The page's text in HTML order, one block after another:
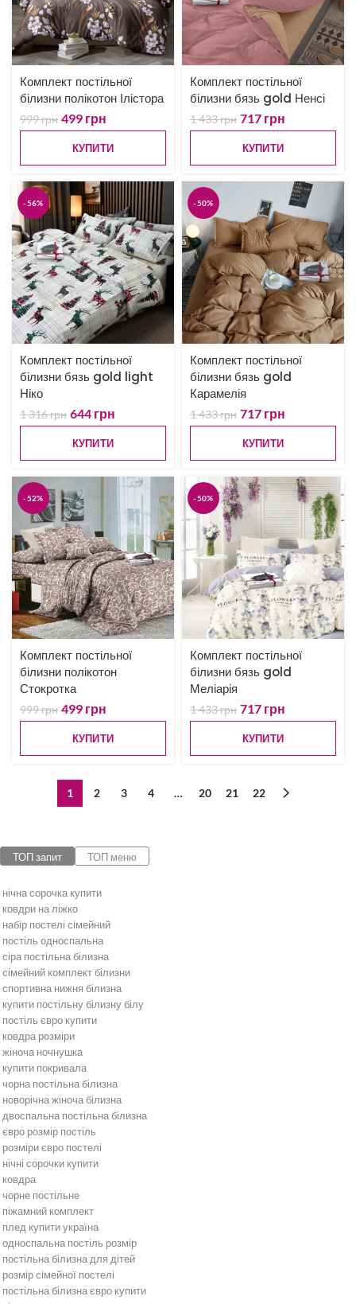
Комплект постільної
білизни полікотон Ілістора
999грн 499 грн
КУПИТИ
Комплект постільної
білизни бязь gold Ненсі
1 433грн 717 грн
КУПИТИ
-56%
Комплект постільної
білизни бязь gold light
Ніко
1 316грн 644 грн
КУПИТИ
-50%
Комплект постільної
білизни бязь gold
Карамелія
1 433грн 717 грн
КУПИТИ
-52%
Комплект постільної
білизни полікотон
Стокротка
999грн 499 грн
КУПИТИ
-50%
Комплект постільної
білизни бязь gold
Меліарія
1 433грн 717 грн
КУПИТИ
1 2 3 4 … 20 21 22
ТОП запит ТОП меню
нічна сорочка купити
ковдри на ліжко
набір постелі сімейний
постіль односпальна
сіра постільна білизна
сімейний комплект білизни
спортивна нижня білизна
купити постільну білизну білу
постіль євро купити
ковдра розміри
жіноча ночнушка
купити покривала
чорна постільна білизна
новорічна жіноча білизна
двоспальна постільна білизна
євро розмір постіль
розміри євро постелі
нічні сорочки купити
ковдра
чорне постільне
піжамний комплект
плед купити україна
односпальна постіль розмір
постільна білизна для дітей
розмір сімейної постелі
постільна білизна євро купити